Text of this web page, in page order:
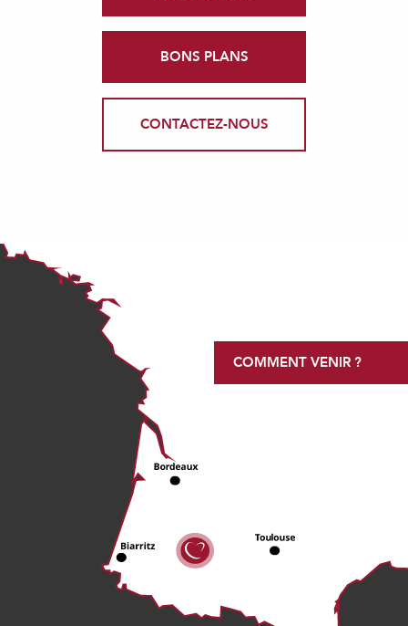
BONS PLANS
CONTACTEZ-NOUS
COMMENT VENIR ?